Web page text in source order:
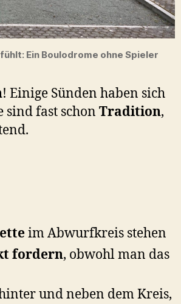
Ein Boulodrome ohne Spieler
! Einige Sünden haben sich
sind fast schon Tradition,
im Abwurfkreis stehen
fordern, obwohl man das
und neben dem Kreis,